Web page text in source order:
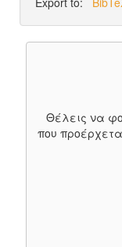
Θέλεις να
που